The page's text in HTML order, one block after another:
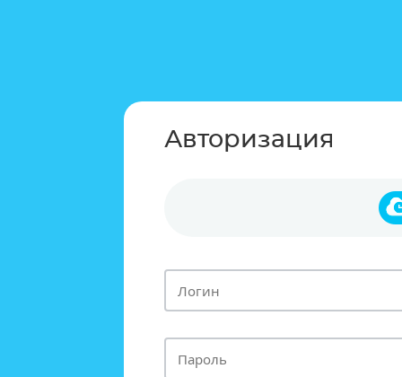
Авторизация